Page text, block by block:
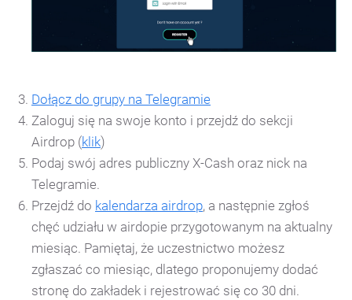
Dołącz do grupy na Telegramie
Zaloguj się na swoje konto i przejdź do sekcji
Airdrop (klik)
Podaj swój adres publiczny X-Cash oraz nick na
Telegramie.
Przejdź do kalendarza airdrop, a następnie zgłoś
chęć udziału w airdopie przygotowanym na aktualny
miesiąc. Pamiętaj, że uczestnictwo możesz
zgłaszać co miesiąc, dlatego proponujemy dodać
stronę do zakładek i rejestrować się co 30 dni.